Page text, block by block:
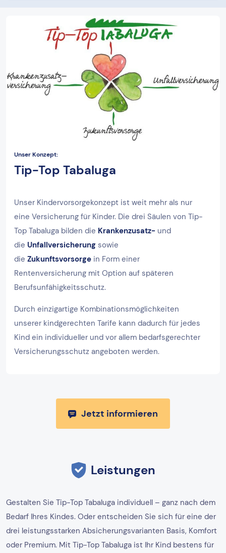
Unser Konzept:
Tip-Top Tabaluga
Unser Kindervorsorgekonzept ist weit mehr als nur
eine Versicherung für Kinder. Die drei Säulen von Tip-
Top Tabaluga bilden die Krankenzusatz- und
die Unfallversicherung sowie
die Zukunftsvorsorge in Form einer
Rentenversicherung mit Option auf späteren
Berufsunfähigkeitsschutz.
Durch einzigartige Kombinationsmöglichkeiten
unserer kindgerechten Tarife kann dadurch für jedes
Kind ein individueller und vor allem bedarfsgerechter
Versicherungsschutz angeboten werden.
Jetzt informieren
Leistungen
Gestalten Sie Tip-Top Tabaluga individuell – ganz nach dem
Bedarf Ihres Kindes. Oder entscheiden Sie sich für eine der
drei leistungsstarken Absicherungsvarianten Basis, Komfort
oder Premium. Mit Tip-Top Tabaluga ist Ihr Kind bestens für